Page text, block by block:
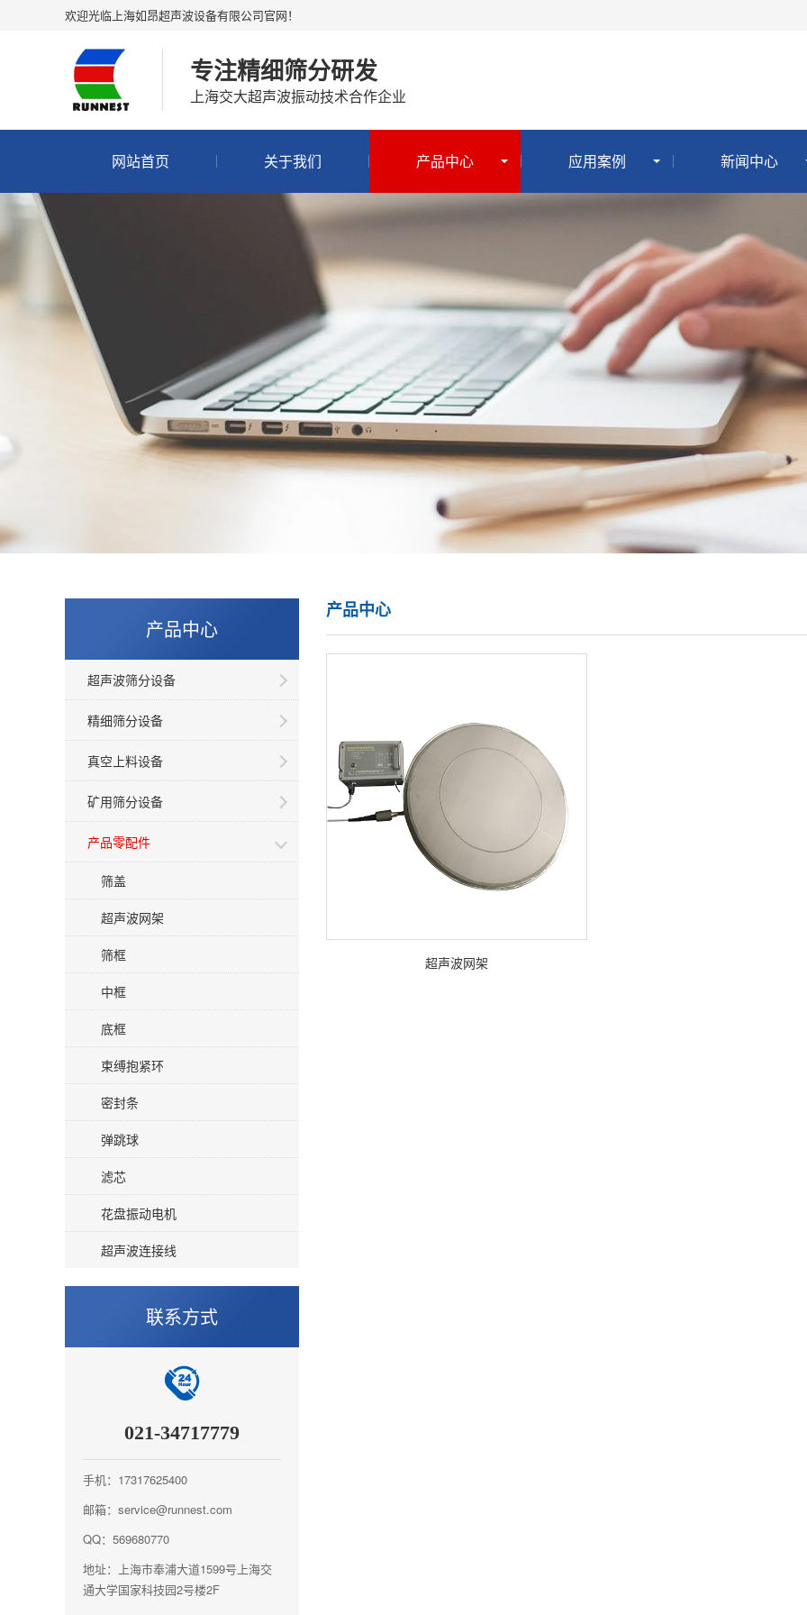
欢迎光临上海如昂超声波设备有限公司官网！
专注精细筛分研发
上海交大超声波振动技术合作企业
网站首页 关于我们 产品中心 应用案例 新闻中心
产品中心
超声波筛分设备
精细筛分设备
真空上料设备
矿用筛分设备
产品零配件
筛盖
超声波网架
筛框
中框
底框
束缚抱紧环
密封条
弹跳球
滤芯
花盘振动电机
超声波连接线
联系方式
021-34717779
手机：17317625400
邮箱：service@runnest.com
QQ：569680770
地址：上海市奉浦大道1599号上海交
通大学国家科技园2号楼2F
产品中心
超声波网架